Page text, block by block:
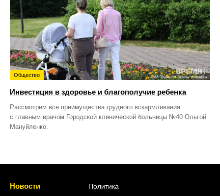
Общество
Инвестиция в здоровье и благополучие ребенка
Рассмотрим все преимущества грудного вскармливания
с главным врачом Городской клинической больницы №40 Ольгой
Мануйленко.
Новости
Политика